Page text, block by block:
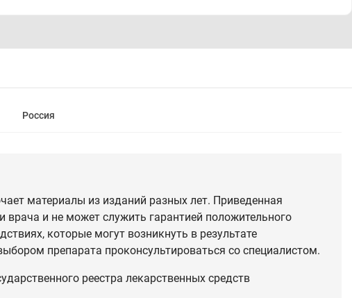
Россия
материалы из изданий разных лет. Приведенная
и не может служить гарантией положительного
которые могут возникнуть в результате
препарата проконсультироваться со специалистом.
реестра лекарственных средств